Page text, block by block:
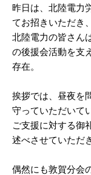
昨日は、北陸電力
てお招きいただき
北陸電力の皆さん
の後援会活動を支
存在。
挨拶では、昼夜を
守っていただいて
ご支援に対する御
述べさせていただ
偶然にも敦賀分会